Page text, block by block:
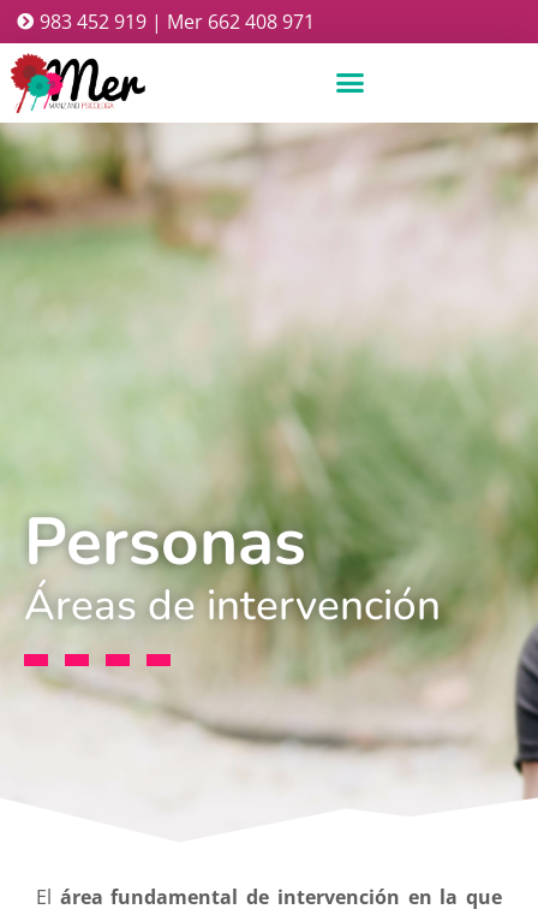
983 452 919 | Mer 662 408 971
Personas
Áreas de intervención
El área fundamental de intervención en la que